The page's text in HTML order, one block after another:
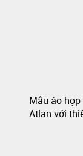
Mẫu áo
Atlan với